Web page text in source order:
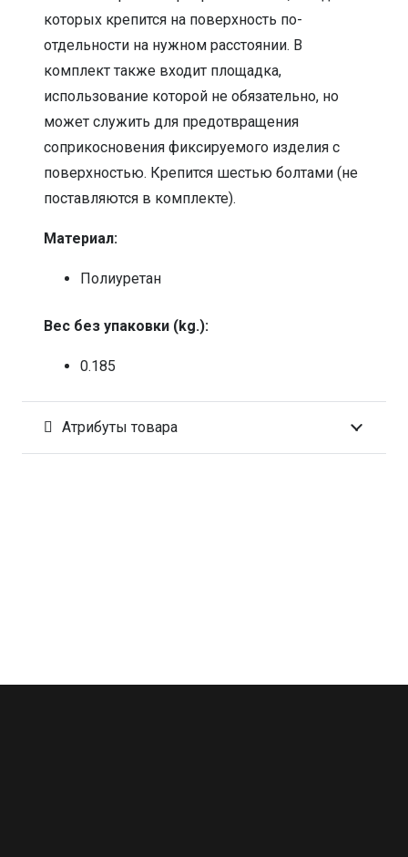
которых крепится на поверхность по-
отдельности на нужном расстоянии. В
комплект также входит площадка,
использование которой не обязательно, но
может служить для предотвращения
соприкосновения фиксируемого изделия с
поверхностью. Крепится шестью болтами (не
поставляются в комплекте).
Материал:
Полиуретан
Вес без упаковки (kg.):
0.185
Атрибуты товара